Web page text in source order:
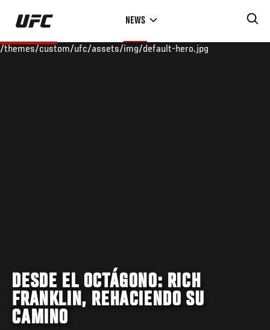
Skip
main
NEWS
/themes/custom/ufc/assets/img/default-hero.jpg
DESDE EL OCTÁGONO: RICH
FRANKLIN, REHACIENDO SU
CAMINO